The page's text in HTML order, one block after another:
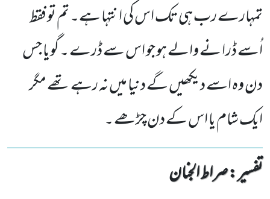
تمہارے رب ہی تک اس کی انتہا ہے۔ تم تو فقط
اُسے ڈرا نے والے ہو جو اس سے ڈرے ۔ گویا جس
دن وہ اسے دیکھیں گے دنیا میں نہ رہے تھے مگر
ایک شام یا اس کے دن چڑھے ۔
تفسیر : ‎صراط الجنان